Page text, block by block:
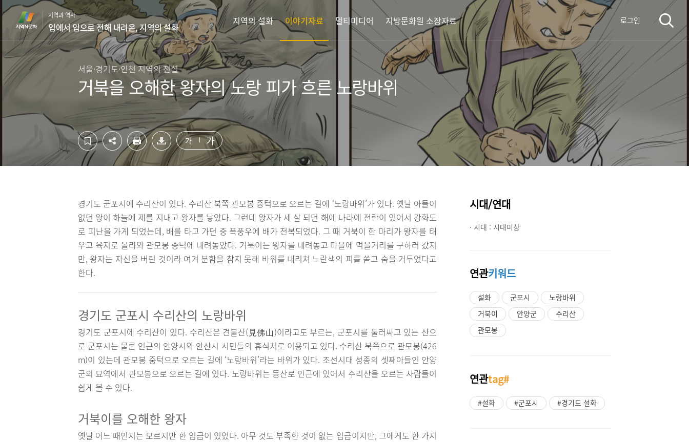
컨
텐
영
역
로
하
단
역
바
가
지역과 역사
입에서 입으로 전해 내려온, 지역의 설화
지역의 설화 이야기자료 멀티미디어 지방문화원 소장자료 로그인
서울·경기도·인천 지역의 전설
거북을 오해한 왕자의 노랑 피가 흐른 노랑바위
가 가
경기도 군포시에 수리산이 있다. 수리산 북쪽 관모봉 중턱으로 오르는 길에 ‘노랑바위’가 있다. 옛날 아들이
없던 왕이 하늘에 제를 지내고 왕자를 낳았다. 그런데 왕자가 세 살 되던 해에 나라에 전란이 있어서 강화도
로 피난을 가게 되었는데, 배를 타고 가던 중 폭풍우에 배가 전복되었다. 그 때 거북이 한 마리가 왕자를 태
우고 육지로 올라와 관모봉 중턱에 내려놓았다. 거북이는 왕자를 내려놓고 마을에 먹을거리를 구하러 갔지
만, 왕자는 자신을 버린 것이라 여겨 분함을 참지 못해 바위를 내리쳐 노란색의 피를 쏟고 숨을 거두었다고
한다.
경기도 군포시 수리산의 노랑바위
경기도 군포시에 수리산이 있다. 수리산은 견불산(見佛山)이라고도 부르는, 군포시를 둘러싸고 있는 산으
로 군포시는 물론 인근의 안양시와 안산시 시민들의 휴식처로 이용되고 있다. 수리산 북쪽으로 관모봉(426
m)이 있는데 관모봉 중턱으로 오르는 길에 ‘노랑바위’라는 바위가 있다. 조선시대 성종의 셋째아들인 안양
군의 묘역에서 관모봉으로 오르는 길에 있다. 노랑바위는 등산로 인근에 있어서 수리산을 오르는 사람들이
쉽게 볼 수 있다.
거북이를 오해한 왕자
옛날 어느 때인지는 모르지만 한 임금이 있었다. 아무 것도 부족한 것이 없는 임금이지만, 그에게도 한 가지
시대/연대
· 시대 : 시대미상
연관키워드
설화 군포시
노랑바위
거북이
안양군
수리산
관모봉
연관tag#
#설화 #군포시 #경기도 설화